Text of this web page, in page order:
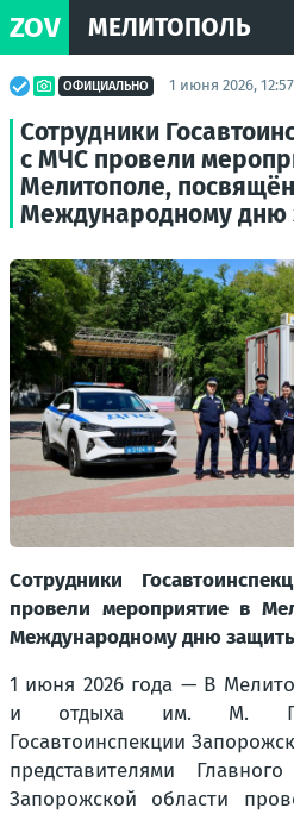
ZOV МЕЛИТОПОЛЬ
ОФИЦИАЛЬНО 1 июня 2026, 12:57
Сотрудники
с МЧС провели
Мелитополе,
Международному дню
Сотрудники
провели мероприятие в
Международному дню
1 июня 2026 года — В
и отдыха им. М.
Госавтоинспекции
представителями
Запорожской области